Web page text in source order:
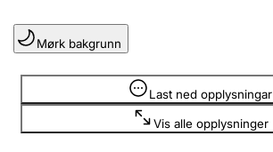
Lag og foreining
Registrere, endre, slette
Mørk bakgrunn
Last ned opplysningar
Vis alle opplysninger
Opplysninger er skjult